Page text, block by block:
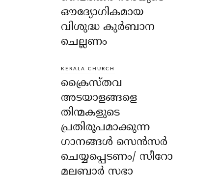
ഔദ്യോഗികമായ
വിശുദ്ധ കുർബാന
ചെല്ലണം
KERALA CHURCH
ക്രൈസ്തവ
അടയാളങ്ങളെ
തിന്മകളുടെ
പ്രതിരൂപമാക്കുന്ന
ഗാനങ്ങൾ സെൻസർ
ചെയ്യപ്പെടണം/ സീറോ
മലബാർ സഭാ